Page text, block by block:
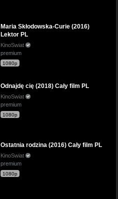
Maria Skłodowska-Curie (2016)
Lektor PL
KinoSwiat
premium
1080p
Odnajdę cię (2018) Cały film PL
KinoSwiat
premium
1080p
Ostatnia rodzina (2016) Cały film PL
KinoSwiat
premium
1080p